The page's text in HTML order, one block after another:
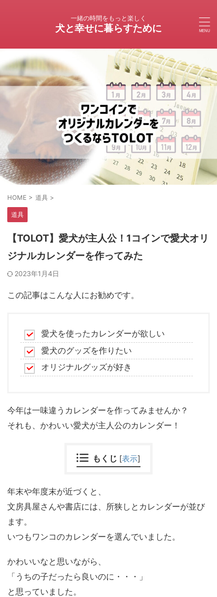
一緒の時間をもっと楽しく
犬と幸せに暮らすために
HOME > 道具 >
道具
【TOLOT】愛犬が主人公！1コインで愛犬オリ
ジナルカレンダーを作ってみた
2023年1月4日
この記事はこんな人にお勧めです。
愛犬を使ったカレンダーが欲しい
愛犬のグッズを作りたい
オリジナルグッズが好き
今年は一味違うカレンダーを作ってみませんか？
それも、かわいい愛犬が主人公のカレンダー！
もくじ [表示]
年末や年度末が近づくと、
文房具屋さんや書店には、所狭しとカレンダーが並び
ます。
いつもワンコのカレンダーを選んでいました。
かわいいなと思いながら、
「うちの子だったら良いのに・・・」
と思っていました。